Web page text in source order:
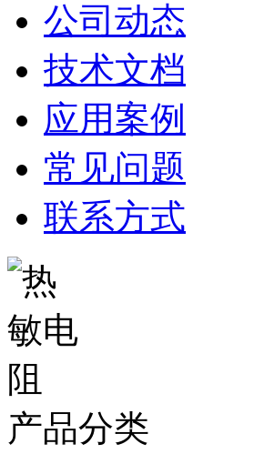
公司动态
技术文档
应用案例
常见问题
联系方式
产品分类